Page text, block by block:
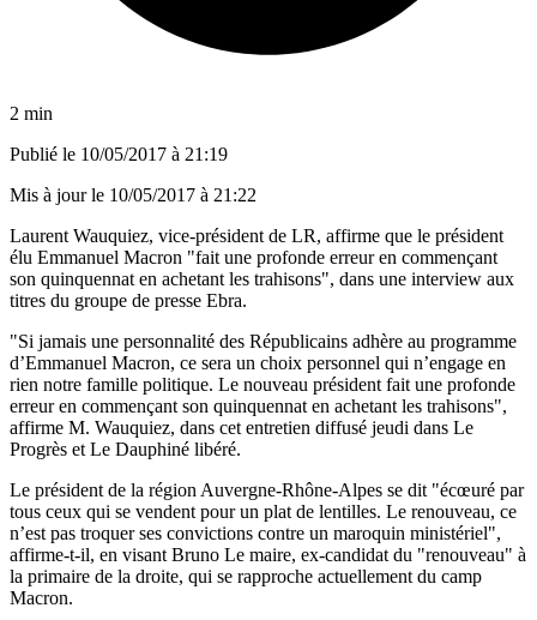
2 min
Publié le 10/05/2017 à 21:19
Mis à jour le 10/05/2017 à 21:22
Laurent Wauquiez, vice-président de LR, affirme que le président
élu Emmanuel Macron "fait une profonde erreur en commençant
son quinquennat en achetant les trahisons", dans une interview aux
titres du groupe de presse Ebra.
"Si jamais une personnalité des Républicains adhère au programme
d’Emmanuel Macron, ce sera un choix personnel qui n’engage en
rien notre famille politique. Le nouveau président fait une profonde
erreur en commençant son quinquennat en achetant les trahisons",
affirme M. Wauquiez, dans cet entretien diffusé jeudi dans Le
Progrès et Le Dauphiné libéré.
Le président de la région Auvergne-Rhône-Alpes se dit "écœuré par
tous ceux qui se vendent pour un plat de lentilles. Le renouveau, ce
n’est pas troquer ses convictions contre un maroquin ministériel",
affirme-t-il, en visant Bruno Le maire, ex-candidat du "renouveau" à
la primaire de la droite, qui se rapproche actuellement du camp
Macron.